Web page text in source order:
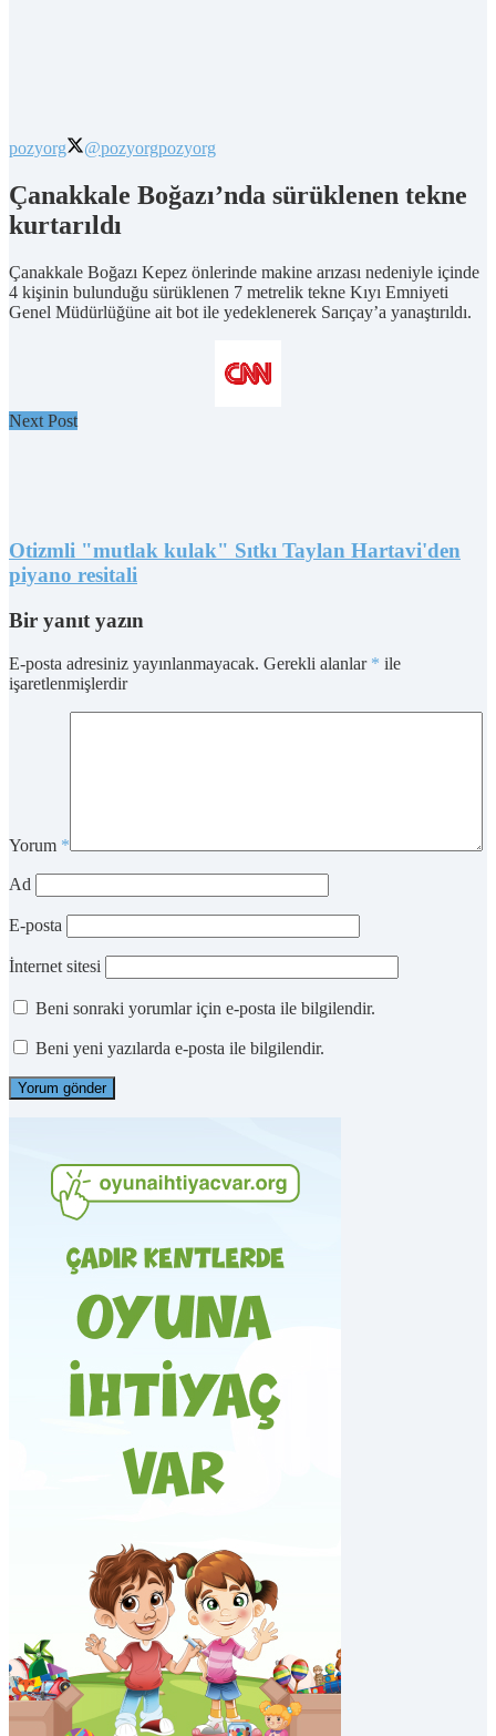
pozyorg @pozyorgpozyorg
Çanakkale Boğazı’nda sürüklenen tekne
kurtarıldı
Çanakkale Boğazı Kepez önlerinde makine arızası nedeniyle içinde
4 kişinin bulunduğu sürüklenen 7 metrelik tekne Kıyı Emniyeti
Genel Müdürlüğüne ait bot ile yedeklenerek Sarıçay’a yanaştırıldı.
Next Post
Otizmli "mutlak kulak" Sıtkı Taylan Hartavi'den
piyano resitali
Bir yanıt yazın
E-posta adresiniz yayınlanmayacak. Gerekli alanlar * ile
işaretlenmişlerdir
Yorum *
Ad
E-posta
İnternet sitesi
Beni sonraki yorumlar için e-posta ile bilgilendir.
Beni yeni yazılarda e-posta ile bilgilendir.